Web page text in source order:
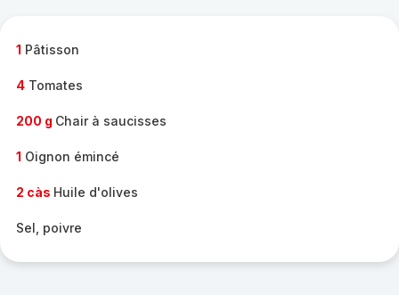
1 Pâtisson
4 Tomates
200 g Chair à saucisses
1 Oignon émincé
2 càs Huile d'olives
Sel, poivre